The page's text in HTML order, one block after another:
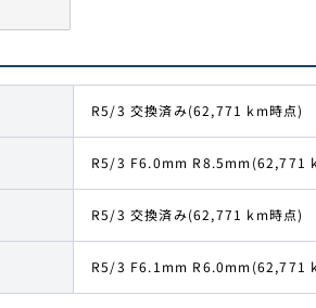
R5/3 交換済み(62,771 km時点)
R5/3 F6.0mm R8.5mm(62,771
R5/3 交換済み(62,771 km時点)
R5/3 F6.1mm R6.0mm(62,771